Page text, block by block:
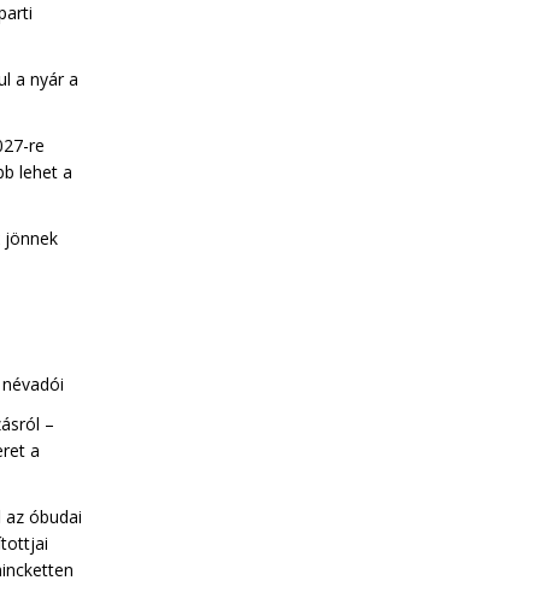
a nyár a
re
lehet a
jönnek
–
a
az óbudai